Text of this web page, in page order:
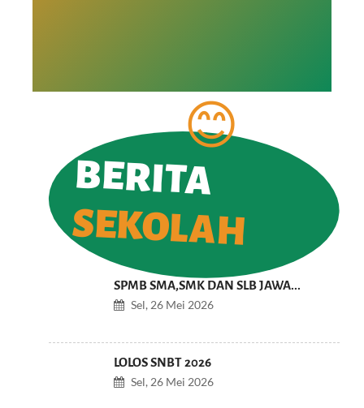
BERITA
SEKOLAH
SPMB SMA,SMK DAN SLB JAWA...
Sel, 26 Mei 2026
LOLOS SNBT 2026
Sel, 26 Mei 2026